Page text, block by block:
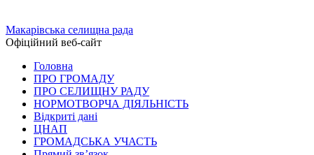
Макарівська селищна рада
Офіційний веб-сайт
Головна
ПРО ГРОМАДУ
ПРО СЕЛИЩНУ РАДУ
НОРМОТВОРЧА ДІЯЛЬНІСТЬ
Відкриті дані
ЦНАП
ГРОМАДСЬКА УЧАСТЬ